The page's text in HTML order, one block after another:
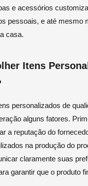
e acessórios
pessoais, e até mesmo
casa.
Itens
personalizados de
alguns fatores.
a reputação do
na produção do
claramente suas
garantir que o produto